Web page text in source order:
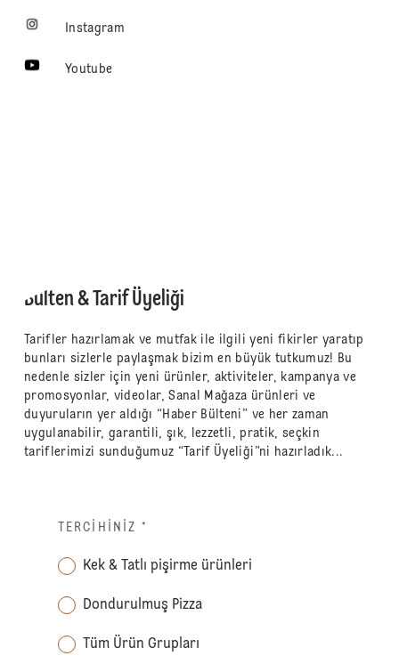
Instagram
Youtube
Bülten & Tarif Üyeliği
Tarifler hazırlamak ve mutfak ile ilgili yeni fikirler yaratıp
bunları sizlerle paylaşmak bizim en büyük tutkumuz! Bu
nedenle sizler için yeni ürünler, aktiviteler, kampanya ve
promosyonlar, videolar, Sanal Mağaza ürünleri ve
duyuruların yer aldığı “Haber Bülteni” ve her zaman
uygulanabilir, garantili, şık, lezzetli, pratik, seçkin
tariflerimizi sunduğumuz “Tarif Üyeliği”ni hazırladık...
TERCIHINIZ *
Kek & Tatlı pişirme ürünleri
Dondurulmuş Pizza
Tüm Ürün Grupları